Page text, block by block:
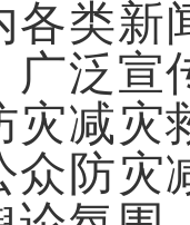
各类新
广泛宣
灾减灾
众防灾